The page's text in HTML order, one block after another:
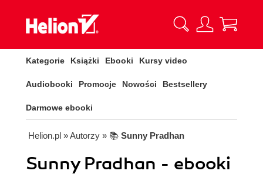
Kategorie Książki Ebooki Kursy video
Audiobooki Promocje Nowości Bestsellery
Darmowe ebooki
Helion.pl » Autorzy » 📚 Sunny Pradhan
Sunny Pradhan - ebooki